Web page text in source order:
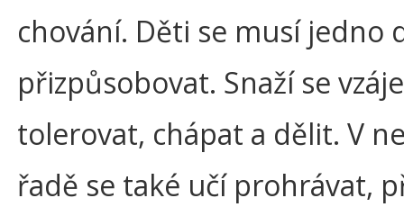
chování. Děti se musí jedno
přizpůsobovat. Snaží se
tolerovat, chápat a dělit. V
řadě se také učí prohrávat,